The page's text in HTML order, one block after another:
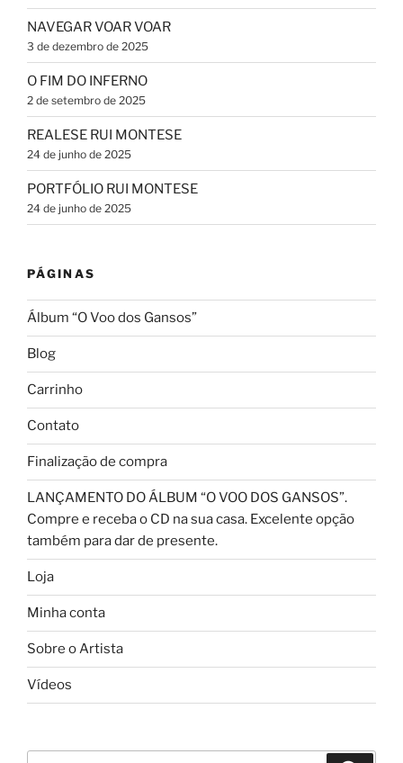
NAVEGAR VOAR VOAR
3 de dezembro de 2025
O FIM DO INFERNO
2 de setembro de 2025
REALESE RUI MONTESE
24 de junho de 2025
PORTFÓLIO RUI MONTESE
24 de junho de 2025
PÁGINAS
Álbum “O Voo dos Gansos”
Blog
Carrinho
Contato
Finalização de compra
LANÇAMENTO DO ÁLBUM “O VOO DOS GANSOS”.
Compre e receba o CD na sua casa. Excelente opção
também para dar de presente.
Loja
Minha conta
Sobre o Artista
Vídeos